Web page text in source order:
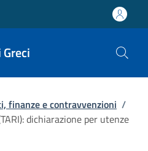
finanze e contravvenzioni /
dichiarazione per utenze